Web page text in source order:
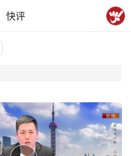
快评
下拉刷新